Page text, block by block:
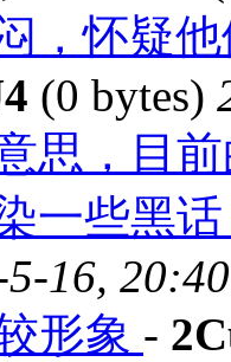
，怀疑
(0 bytes)
思，目
一些黑
16,
形象 -